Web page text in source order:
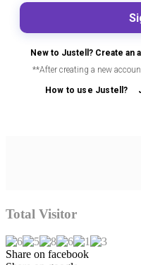
Total Visitor
Share on facebook